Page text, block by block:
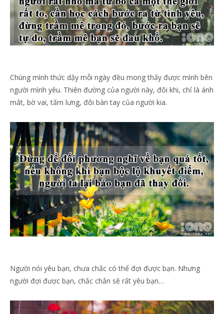
Chúng mình thức dậy mỗi ngày đều mong thấy được mình bên
người mình yêu. Thiên đường của người này, đôi khi, chỉ là ánh
mắt, bờ vai, tấm lưng, đôi bàn tay của người kia.
Người nói yêu bạn, chưa chắc có thể đợi được bạn. Nhưng
người đợi được bạn, chắc chắn sẽ rất yêu bạn…